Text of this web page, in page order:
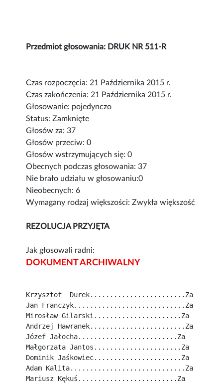
Przedmiot głosowania: DRUK NR 511-R
Czas rozpoczęcia: 21 Października 2015 r.
Czas zakończenia: 21 Października 2015 r.
Głosowanie: pojedynczo
Status: Zamknięte
Głosów za: 37
Głosów przeciw: 0
Głosów wstrzymujących się: 0
Obecnych podczas głosowania: 37
Nie brało udziału w głosowaniu:0
Nieobecnych: 6
Wymagany rodzaj większości: Zwykła większość
REZOLUCJA PRZYJĘTA
Jak głosowali radni:
DOKUMENT ARCHIWALNY
Krzysztof  Durek........................Za
Jan Franczyk............................Za
Mirosław Gilarski......................Za
Andrzej Hawranek........................Za
Józef Jałocha.........................Za
Małgorzata Jantos......................Za
Dominik Jaśkowiec......................Za
Adam Kalita.............................Za
Mariusz Kękuś.........................Za